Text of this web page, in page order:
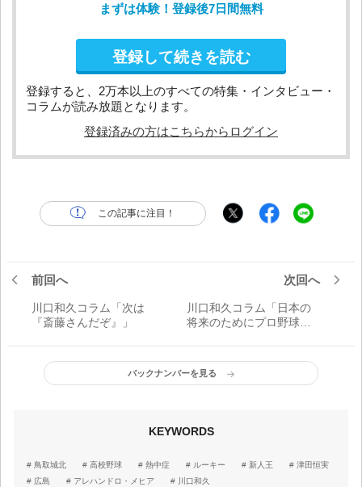
まずは体験！登録後7日間無料
登録して続きを読む
登録すると、2万本以上のすべての特集・インタビュー・
コラムが読み放題となります。
登録済みの方はこちらからログイン
この記事に注目！
前回へ
川口和久コラム「次は
『斎藤さんだぞ』」
次回へ
川口和久コラム「日本の
将来のためにプロ野球を
バックナンバーを見る
KEYWORDS
鳥取城北 高校野球 熱中症 ルーキー 新人王
津田恒実
広島
アレハンドロ・メヒア
川口和久